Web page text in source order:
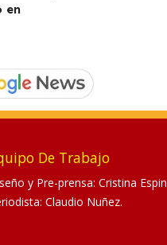
en
De Trabajo
y Pre-prensa: Cristina
Claudio Nuñez.